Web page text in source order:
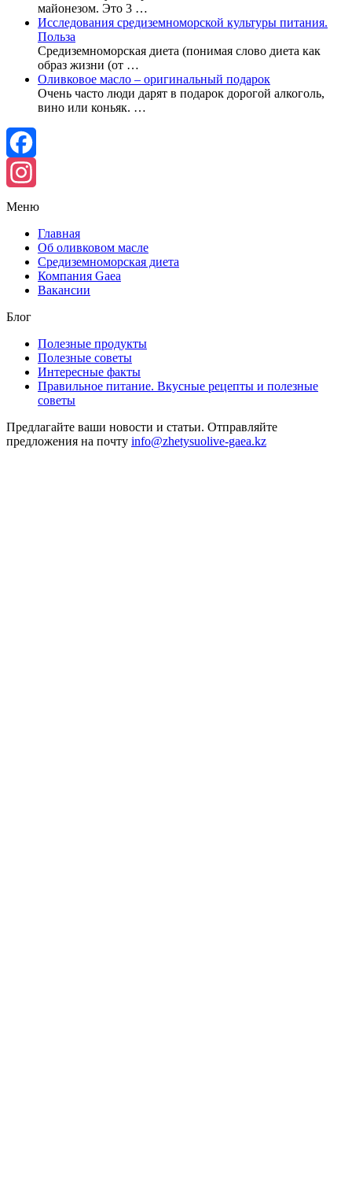
майонезом. Это 3 …
Исследования средиземноморской культуры питания.
Польза
Средиземноморская диета (понимая слово диета как
образ жизни (от …
Оливковое масло – оригинальный подарок
Очень часто люди дарят в подарок дорогой алкоголь,
вино или коньяк. …
Facebook
Instagram
Меню
Главная
Об оливковом масле
Средиземноморская диета
Компания Gaea
Вакансии
Блог
Полезные продукты
Полезные советы
Интересные факты
Правильное питание. Вкусные рецепты и полезные
советы
Предлагайте ваши новости и статьи. Отправляйте
предложения на почту info@zhetysuolive-gaea.kz